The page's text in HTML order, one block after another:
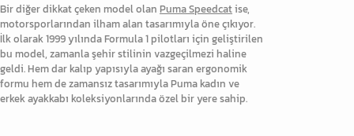
Bir diğer dikkat çeken model olan Puma Speedcatise,
motorsporlarından ilham alan tasarımıyla öne çıkıyor.
İlk olarak 1999 yılında Formula 1 pilotları için geliştirilen
bu model, zamanla şehir stilinin vazgeçilmezi haline
geldi. Hem dar kalıp yapısıyla ayağı saran ergonomik
formu hem de zamansız tasarımıyla Puma kadın ve
erkek ayakkabı koleksiyonlarında özel bir yere sahip.